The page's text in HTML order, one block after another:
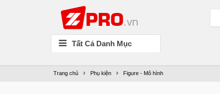
Tất Cả Danh Mục
Trang chủ Phụ kiện Figure - Mô hình